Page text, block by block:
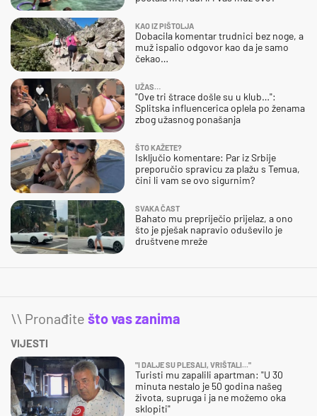
KAO IZ PIŠTOLJA
Dobacila komentar trudnici bez noge, a
muž ispalio odgovor kao da je samo
čekao…
UŽAS…
"Ove tri štrace došle su u klub…":
Splitska influencerica oplela po ženama
zbog užasnog ponašanja
ŠTO KAŽETE?
Isključio komentare: Par iz Srbije
preporučio spravicu za plažu s Temua,
čini li vam se ovo sigurnim?
SVAKA ČAST
Bahato mu prepriječio prijelaz, a ono
što je pješak napravio oduševilo je
društvene mreže
\\ Pronađite što vas zanima
VIJESTI
"I DALJE SU PLESALI, VRIŠTALI..."
Turisti mu zapalili apartman: "U 30
minuta nestalo je 50 godina našeg
života, supruga i ja ne možemo oka
sklopiti"